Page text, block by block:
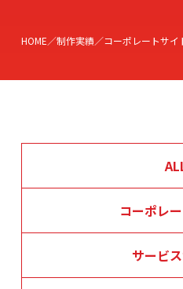
HOME 制作実績 コーポレートサイ
コーポレ
サービ